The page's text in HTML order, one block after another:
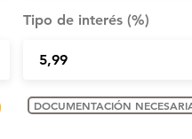
Tipo de interés (%)
DOCUMENTACIÓN